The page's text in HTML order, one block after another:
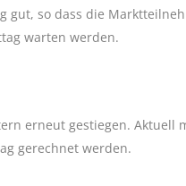
gut, so dass die
warten werden.
erneut gestiegen. Aktuell
gerechnet werden.